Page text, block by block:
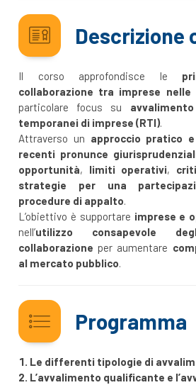
Descrizione
Il corso approfondisce le
collaborazione tra imprese nelle
particolare focus su avvalimento
temporanei di imprese (RTI).
Attraverso un approccio pratico
recenti pronunce
opportunità, limiti operativi,
strategie per una
procedure di appalto.
L’obiettivo è supportare imprese e
nell’utilizzo consapevole
collaborazione per aumentare
al mercato pubblico.
Programma
Le differenti tipologie di
L’avvalimento qualificante e